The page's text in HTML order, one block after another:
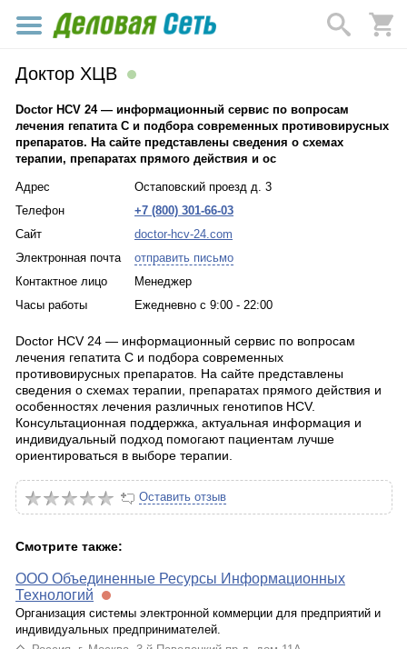
Доктор ХЦВ
Doctor HCV 24 — информационный сервис по вопросам
лечения гепатита C и подбора современных противовирусных
препаратов. На сайте представлены сведения о схемах
терапии, препаратах прямого действия и ос
Адрес
Остаповский проезд д. 3
Телефон
+7 (800) 301-66-03
Сайт
doctor-hcv-24.com
Электронная почта
отправить письмо
Контактное лицо
Менеджер
Часы работы
Ежедневно с 9:00 - 22:00
Doctor HCV 24 — информационный сервис по вопросам
лечения гепатита C и подбора современных
противовирусных препаратов. На сайте представлены
сведения о схемах терапии, препаратах прямого действия и
особенностях лечения различных генотипов HCV.
Консультационная поддержка, актуальная информация и
индивидуальный подход помогают пациентам лучше
ориентироваться в выборе терапии.
Оставить отзыв
Смотрите также:
ООО Объединенные Ресурсы Информационных
Технологий
Организация системы электронной коммерции для предприятий и
индивидуальных предпринимателей.